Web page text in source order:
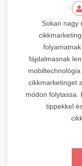
Sokan nagy
fájdalmasnak
cikkmarketinget
módon folytassa.
tippekkel